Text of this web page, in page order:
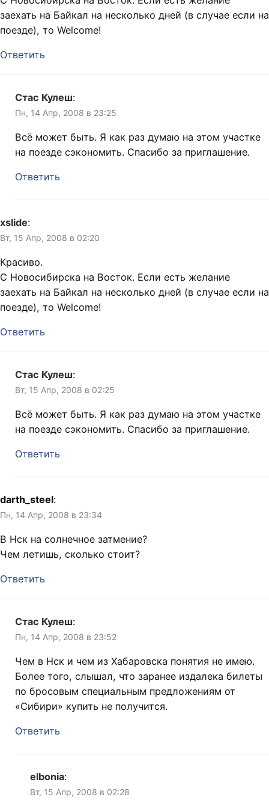
заехать на Байкал на несколько дней (в случае если на
поезде), то Welcome!
Ответить
Стас Кулеш:
Пн, 14 Апр, 2008 в 23:25
Всё может быть. Я как раз думаю на этом участке
на поезде сэкономить. Спасибо за приглашение.
Ответить
xslide:
Вт, 15 Апр, 2008 в 02:20
Красиво.
С Новосибирска на Восток. Если есть желание
заехать на Байкал на несколько дней (в случае если на
поезде), то Welcome!
Ответить
Стас Кулеш:
Вт, 15 Апр, 2008 в 02:25
Всё может быть. Я как раз думаю на этом участке
на поезде сэкономить. Спасибо за приглашение.
Ответить
darth_steel:
Пн, 14 Апр, 2008 в 23:34
В Нск на солнечное затмение?
Чем летишь, сколько стоит?
Ответить
Стас Кулеш:
Пн, 14 Апр, 2008 в 23:52
Чем в Нск и чем из Хабаровска понятия не имею.
Более того, слышал, что заранее издалека билеты
по бросовым специальным предложениям от
«Сибири» купить не получится.
Ответить
elbonia:
Вт, 15 Апр, 2008 в 02:28